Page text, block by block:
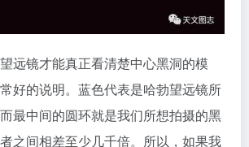
镜才能真正看清楚中心黑洞的模
好的说明。蓝色代表是哈勃望远镜所
最中间的圆环就是我们所想拍摄的黑
之间相差至少几千倍。所以，如果我